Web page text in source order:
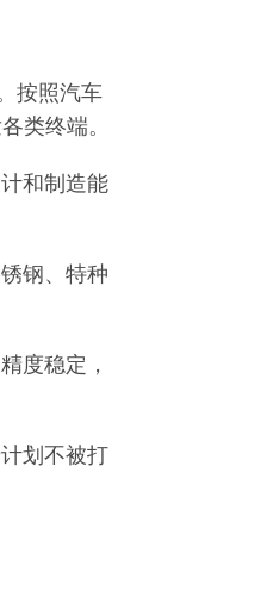
按照汽车
类终端。
和制造能
钢、特种
度稳定，
划不被打